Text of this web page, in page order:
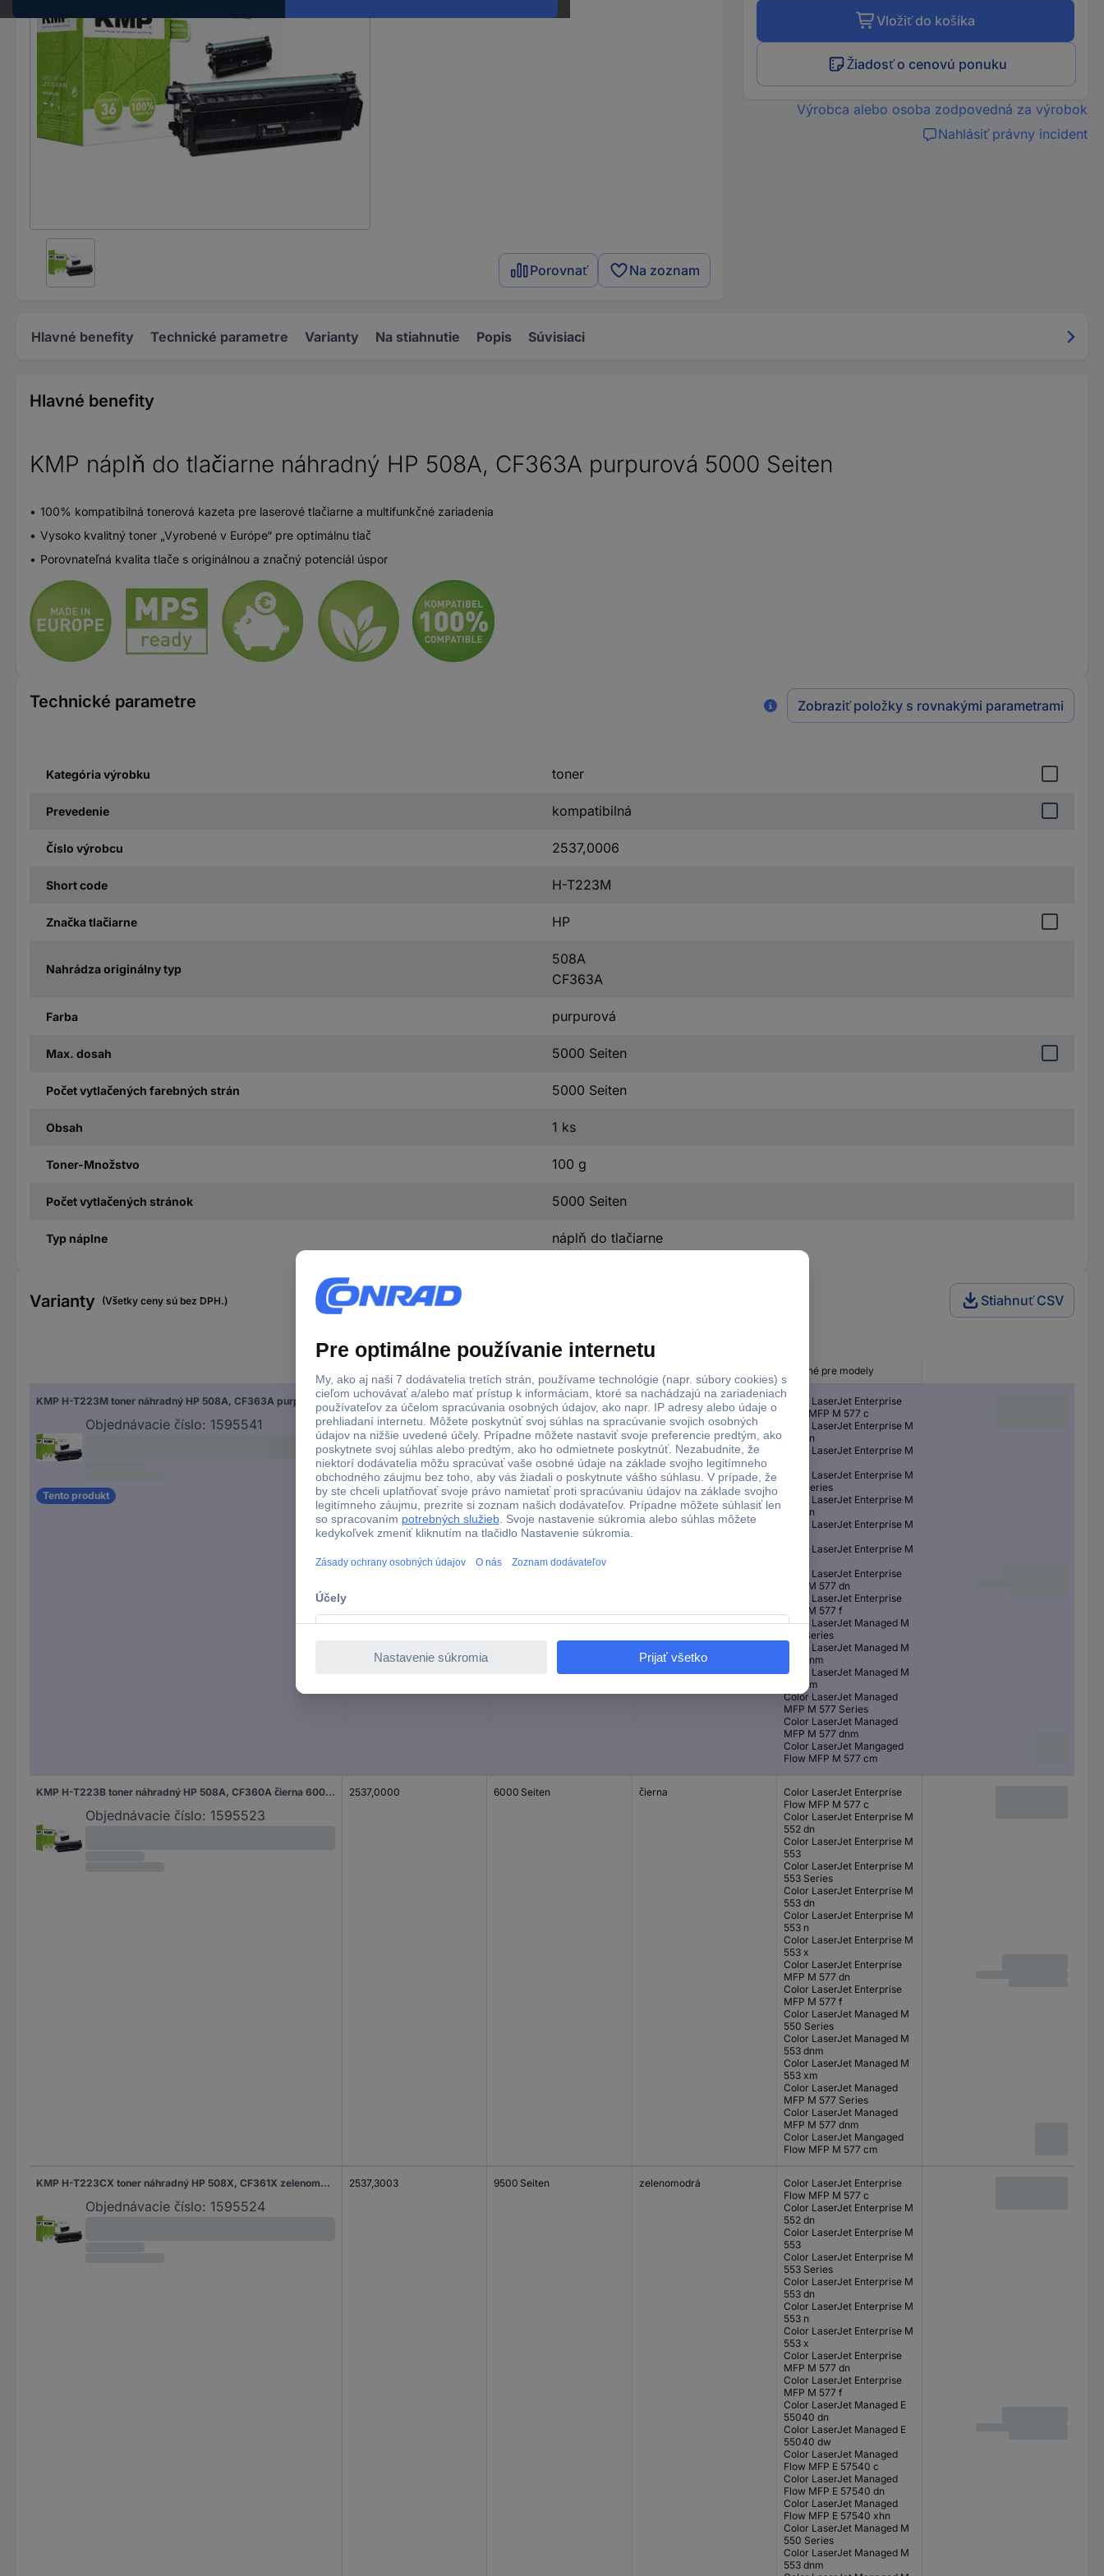
Porovnať Na zoznam
Vložiť do košíka
Žiadosť o cenovú ponuku
Výrobca alebo osoba zodpovedná za výrobok
Nahlásiť právny incident
Hlavné benefity Technické parametre Varianty Na stiahnutie Popis Súvisiaci
Hlavné benefity
KMP náplň do tlačiarne náhradný HP 508A, CF363A purpurová 5000 Seiten
100% kompatibilná tonerová kazeta pre laserové tlačiarne a multifunkčné zariadenia
Vysoko kvalitný toner „Vyrobené v Európe“ pre optimálnu tlač
Porovnateľná kvalita tlače s originálnou a značný potenciál úspor
Technické parametre Zobraziť položky s rovnakými parametrami
Kategória výrobku toner
Prevedenie kompatibilná
Číslo výrobcu 2537,0006
Short code H-T223M
Značka tlačiarne HP
Nahrádza originálny typ
508A
CF363A
Farba purpurová
Max. dosah 5000 Seiten
Počet vytlačených farebných strán 5000 Seiten
Obsah 1 ks
Toner-Množstvo 100 g
Počet vytlačených stránok 5000 Seiten
Typ náplne náplň do tlačiarne
Varianty (Všetky ceny sú bez DPH.) Stiahnuť CSV
Vhodné pre modely
KMP H-T223M toner náhradný HP 508A, CF363A purpurová 5000 Seiten kompatibilná náplň do tlačiarne
Objednávacie číslo: 1595541
Tento produkt
2537,0006 5000 Seiten purpurová
Color LaserJet Enterprise
Flow MFP M 577 c
Color LaserJet Enterprise M
552 dn
Color LaserJet Enterprise M
Color LaserJet Enterprise M
553 Series
Color LaserJet Enterprise M
553 dn
Color LaserJet Enterprise M
Color LaserJet Enterprise M
Color LaserJet Enterprise
MFP M 577 dn
Color LaserJet Enterprise
MFP M 577 f
Color LaserJet Managed M
550 Series
Color LaserJet Managed M
553 dnm
Color LaserJet Managed M
553 xm
Color LaserJet Managed
MFP M 577 Series
Color LaserJet Managed
MFP M 577 dnm
Color LaserJet Mangaged
Flow MFP M 577 cm
KMP H-T223B toner náhradný HP 508A, CF360A čierna 6000 Seiten kompatibilná náplň do tlačiarne
Objednávacie číslo: 1595523
2537,0000 6000 Seiten čierna
Color LaserJet Enterprise
Flow MFP M 577 c
Color LaserJet Enterprise M
552 dn
Color LaserJet Enterprise M
553
Color LaserJet Enterprise M
553 Series
Color LaserJet Enterprise M
553 dn
Color LaserJet Enterprise M
553 n
Color LaserJet Enterprise M
553 x
Color LaserJet Enterprise
MFP M 577 dn
Color LaserJet Enterprise
MFP M 577 f
Color LaserJet Managed M
550 Series
Color LaserJet Managed M
553 dnm
Color LaserJet Managed M
553 xm
Color LaserJet Managed
MFP M 577 Series
Color LaserJet Managed
MFP M 577 dnm
Color LaserJet Mangaged
Flow MFP M 577 cm
KMP H-T223CX toner náhradný HP 508X, CF361X zelenomodrá 9500 Seiten kompatibilná náplň do tlačiarne
Objednávacie číslo: 1595524
2537,3003 9500 Seiten zelenomodrá
Color LaserJet Enterprise
Flow MFP M 577 c
Color LaserJet Enterprise M
552 dn
Color LaserJet Enterprise M
553
Color LaserJet Enterprise M
553 Series
Color LaserJet Enterprise M
553 dn
Color LaserJet Enterprise M
553 n
Color LaserJet Enterprise M
553 x
Color LaserJet Enterprise
MFP M 577 dn
Color LaserJet Enterprise
MFP M 577 f
Color LaserJet Managed E
55040 dn
Color LaserJet Managed E
55040 dw
Color LaserJet Managed
Flow MFP E 57540 c
Color LaserJet Managed
Flow MFP E 57540 dn
Color LaserJet Managed
Flow MFP E 57540 xhn
Color LaserJet Managed M
550 Series
Color LaserJet Managed M
553 dnm